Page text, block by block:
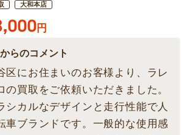
大和本店
円
らのコメント
区にお住まいのお客様より、ラレ
の買取をご依頼いただきました。
シカルなデザインと走行性能で人
車ブランドです。一般的な使用感